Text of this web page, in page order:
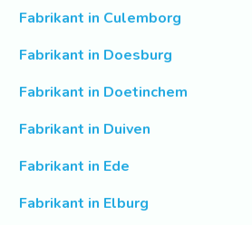
Fabrikant in Culemborg
Fabrikant in Doesburg
Fabrikant in Doetinchem
Fabrikant in Duiven
Fabrikant in Ede
Fabrikant in Elburg